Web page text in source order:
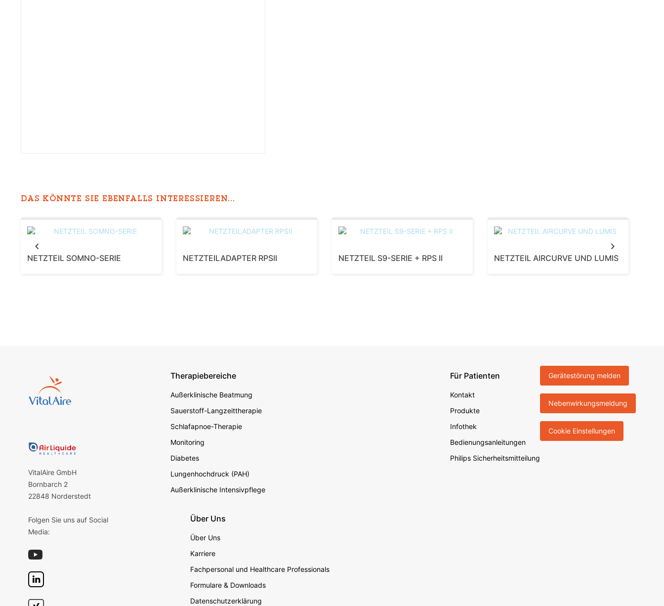
DAS KÖNNTE SIE EBENFALLS INTERESSIEREN...
NETZTEIL SOMNO-SERIE NETZTEILADAPTER RPSII NETZTEIL S9-SERIE + RPS II NETZTEIL AIRCURVE UND LUMIS
VitalAire GmbH
Bornbarch 2
22848 Norderstedt
Folgen Sie uns auf Social
Media:
Footer secondary
Therapiebereiche
Außerklinische Beatmung
Sauerstoff-Langzeittherapie
Schlafapnoe-Therapie
Monitoring
Diabetes
Lungenhochdruck (PAH)
Außerklinische Intensivpflege
Für Patienten
Kontakt
Produkte
Infothek
Bedienungsanleitungen
Philips Sicherheitsmitteilung
Über Uns
Über Uns
Karriere
Fachpersonal und Healthcare Professionals
Formulare & Downloads
Datenschutzerklärung
Gerätestörung melden
Nebenwirkungsmeldung
Cookie Einstellungen